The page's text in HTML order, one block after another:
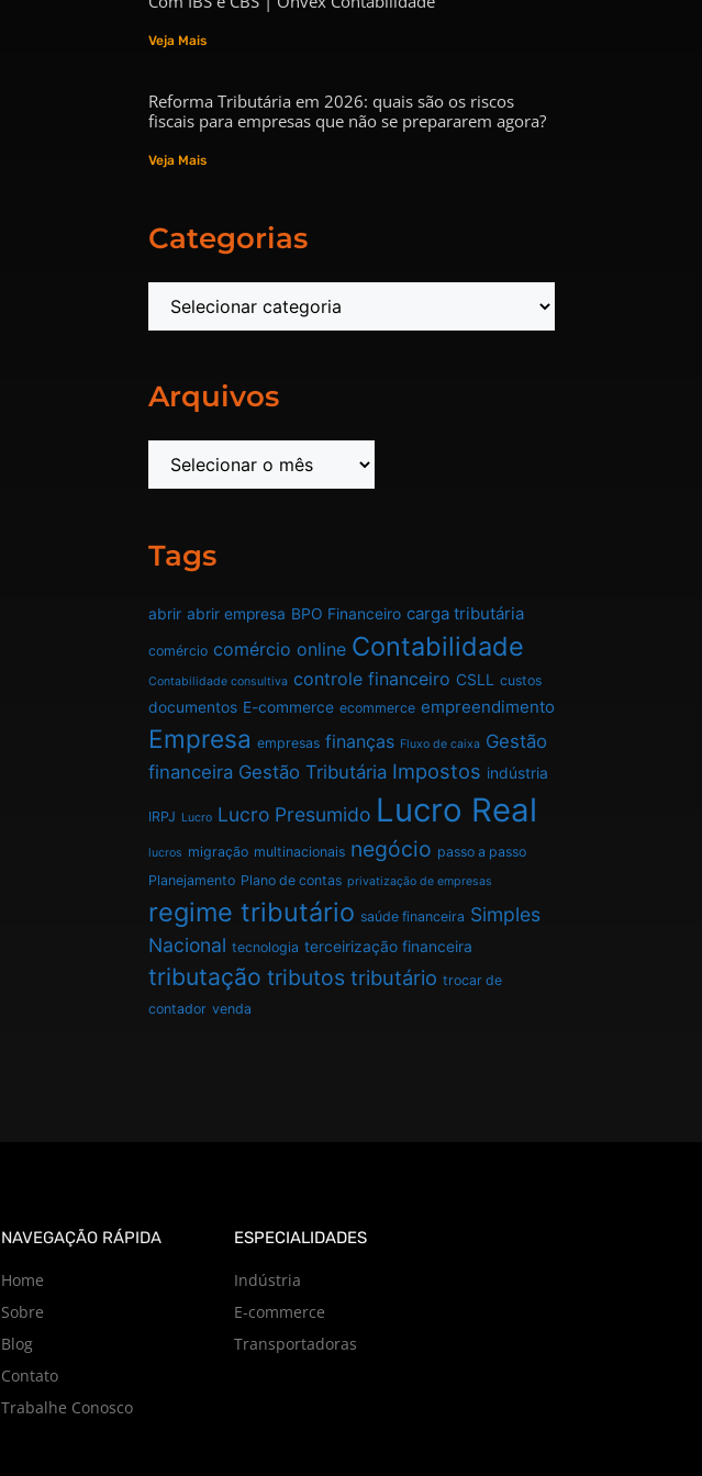
Veja Mais
Reforma Tributária em 2026: quais são os riscos
fiscais para empresas que não se prepararem agora?
Veja Mais
Categorias
Arquivos
Tags
abrir abrir empresa BPO Financeiro carga tributária
comércio comércio online Contabilidade
Contabilidade consultiva controle financeiro CSLL custos
documentos E-commerce ecommerce empreendimento
Empresa empresas finanças Fluxo de caixa Gestão
financeira Gestão Tributária Impostos indústria
IRPJ Lucro Lucro Presumido Lucro Real
lucros migração multinacionais negócio passo a passo
Planejamento Plano de contas privatização de empresas
regime tributário saúde financeira Simples
Nacional tecnologia terceirização financeira
tributação tributos tributário trocar de
contador venda
NAVEGAÇÃO RÁPIDA
Home
Sobre
Blog
Contato
Trabalhe Conosco
ESPECIALIDADES
Indústria
E-commerce
Transportadoras